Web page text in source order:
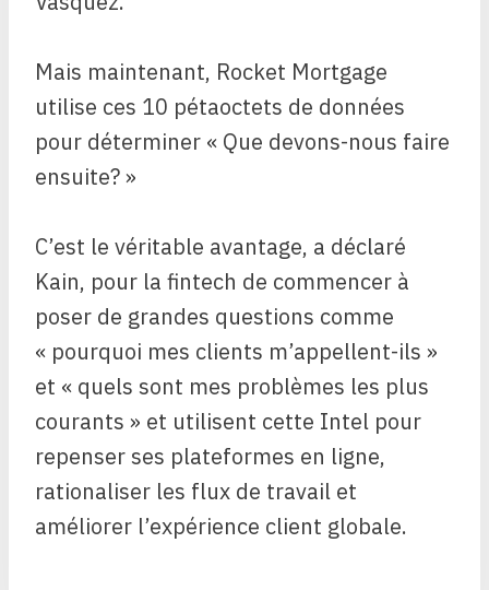
Mais maintenant, Rocket Mortgage
utilise ces 10 pétaoctets de données
pour déterminer « Que devons-nous faire
ensuite? »
C’est le véritable avantage, a déclaré
Kain, pour la fintech de commencer à
poser de grandes questions comme
« pourquoi mes clients m’appellent-ils »
et « quels sont mes problèmes les plus
courants » et utilisent cette Intel pour
repenser ses plateformes en ligne,
rationaliser les flux de travail et
améliorer l’expérience client globale.